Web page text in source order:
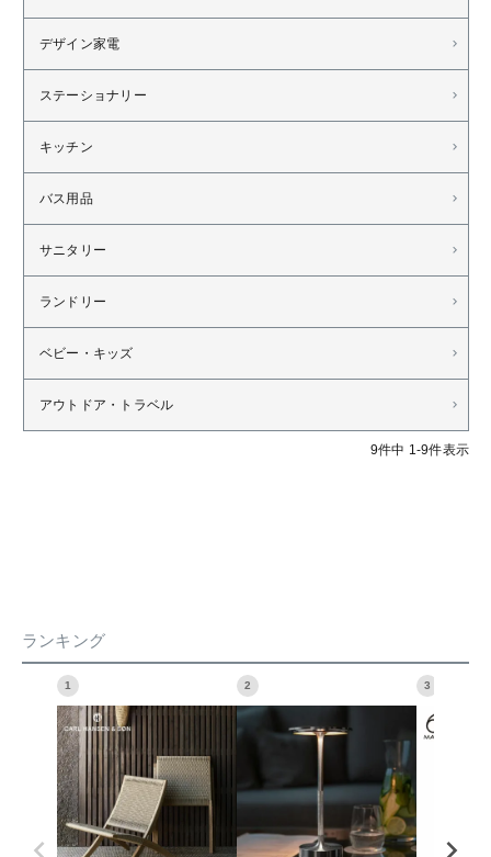
デザイン家電
ステーショナリー
キッチン
バス用品
サニタリー
ランドリー
ベビー・キッズ
アウトドア・トラベル
9件中 1 -9件表示
ランキング
1 2 3